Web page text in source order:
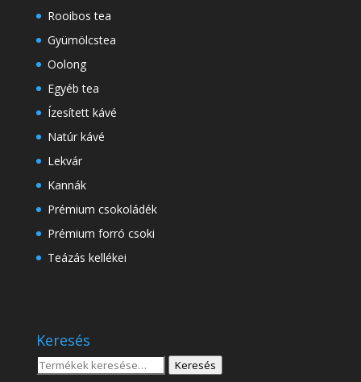
Rooibos tea
Gyümölcstea
Oolong
Egyéb tea
Ízesített kávé
Natúr kávé
Lekvár
Kannák
Prémium csokoládék
Prémium forró csoki
Teázás kellékei
Keresés
Keresés
Keresés